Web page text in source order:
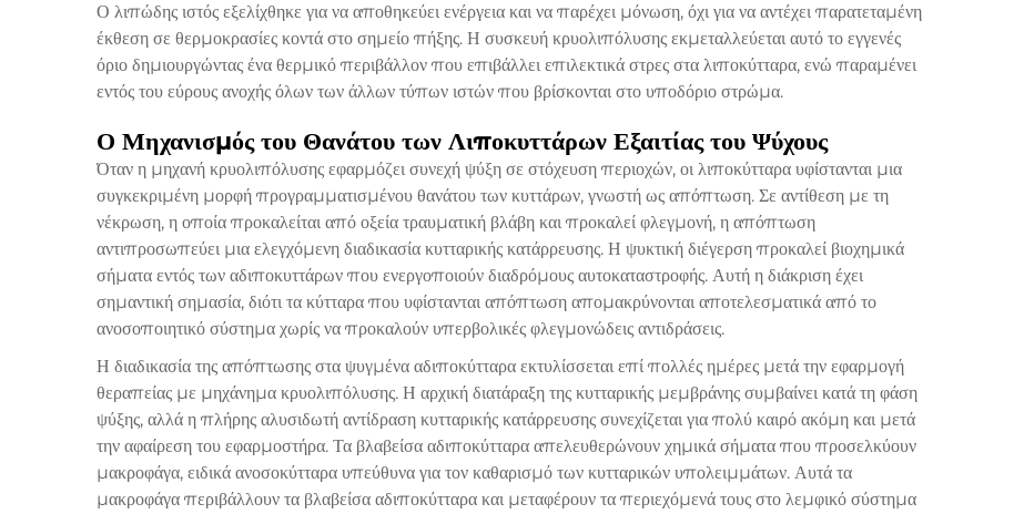
Ο λιπώδης ιστός εξελίχθηκε για να αποθηκεύει ενέργεια και να παρέχει μόνωση, όχι για να αντέχει παρατεταμένη
έκθεση σε θερμοκρασίες κοντά στο σημείο πήξης. Η συσκευή κρυολιπόλυσης εκμεταλλεύεται αυτό το εγγενές
όριο δημιουργώντας ένα θερμικό περιβάλλον που επιβάλλει επιλεκτικά στρες στα λιποκύτταρα, ενώ παραμένει
εντός του εύρους ανοχής όλων των άλλων τύπων ιστών που βρίσκονται στο υποδόριο στρώμα.
Ο Μηχανισμός του Θανάτου των Λιποκυττάρων Εξαιτίας του Ψύχους
Όταν η μηχανή κρυολιπόλυσης εφαρμόζει συνεχή ψύξη σε στόχευση περιοχών, οι λιποκύτταρα υφίστανται μια
συγκεκριμένη μορφή προγραμματισμένου θανάτου των κυττάρων, γνωστή ως απόπτωση. Σε αντίθεση με τη
νέκρωση, η οποία προκαλείται από οξεία τραυματική βλάβη και προκαλεί φλεγμονή, η απόπτωση
αντιπροσωπεύει μια ελεγχόμενη διαδικασία κυτταρικής κατάρρευσης. Η ψυκτική διέγερση προκαλεί βιοχημικά
σήματα εντός των αδιποκυττάρων που ενεργοποιούν διαδρόμους αυτοκαταστροφής. Αυτή η διάκριση έχει
σημαντική σημασία, διότι τα κύτταρα που υφίστανται απόπτωση απομακρύνονται αποτελεσματικά από το
ανοσοποιητικό σύστημα χωρίς να προκαλούν υπερβολικές φλεγμονώδεις αντιδράσεις.
Η διαδικασία της απόπτωσης στα ψυγμένα αδιποκύτταρα εκτυλίσσεται επί πολλές ημέρες μετά την εφαρμογή
θεραπείας με μηχάνημα κρυολιπόλυσης. Η αρχική διατάραξη της κυτταρικής μεμβράνης συμβαίνει κατά τη φάση
ψύξης, αλλά η πλήρης αλυσιδωτή αντίδραση κυτταρικής κατάρρευσης συνεχίζεται για πολύ καιρό ακόμη και μετά
την αφαίρεση του εφαρμοστήρα. Τα βλαβείσα αδιποκύτταρα απελευθερώνουν χημικά σήματα που προσελκύουν
μακροφάγα, ειδικά ανοσοκύτταρα υπεύθυνα για τον καθαρισμό των κυτταρικών υπολειμμάτων. Αυτά τα
μακροφάγα περιβάλλουν τα βλαβείσα αδιποκύτταρα και μεταφέρουν τα περιεχόμενά τους στο λεμφικό σύστημα